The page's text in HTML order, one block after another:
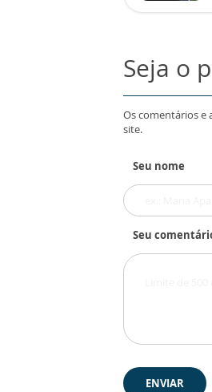
Seja o
Os comentários e
site.
Seu nome
Seu
ENVIAR